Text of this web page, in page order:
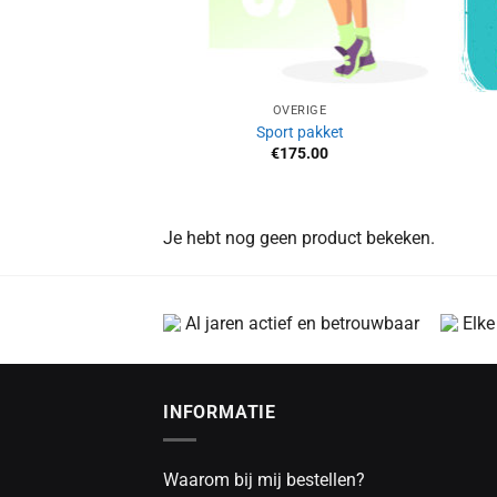
OVERIGE
Sport pakket
€175.00
Je hebt nog geen product bekeken.
Al jaren actief en betrouwbaar
INFORMATIE
Waarom bij mij bestellen?